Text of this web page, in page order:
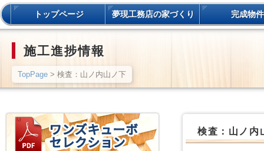
トップページ 夢現工務店の家づくり 完成物件
施工進捗情報
TopPage > 検査：山ノ内山ノ下
検査：山ノ内